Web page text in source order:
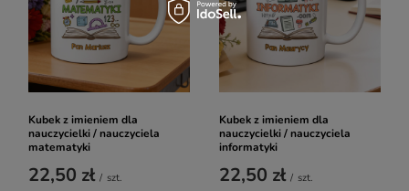
Kubek z imieniem dla
nauczycielki / nauczyciela
matematyki
22,50 zł / szt.
Kubek z imieniem dla
nauczycielki / nauczyciela
informatyki
22,50 zł / szt.